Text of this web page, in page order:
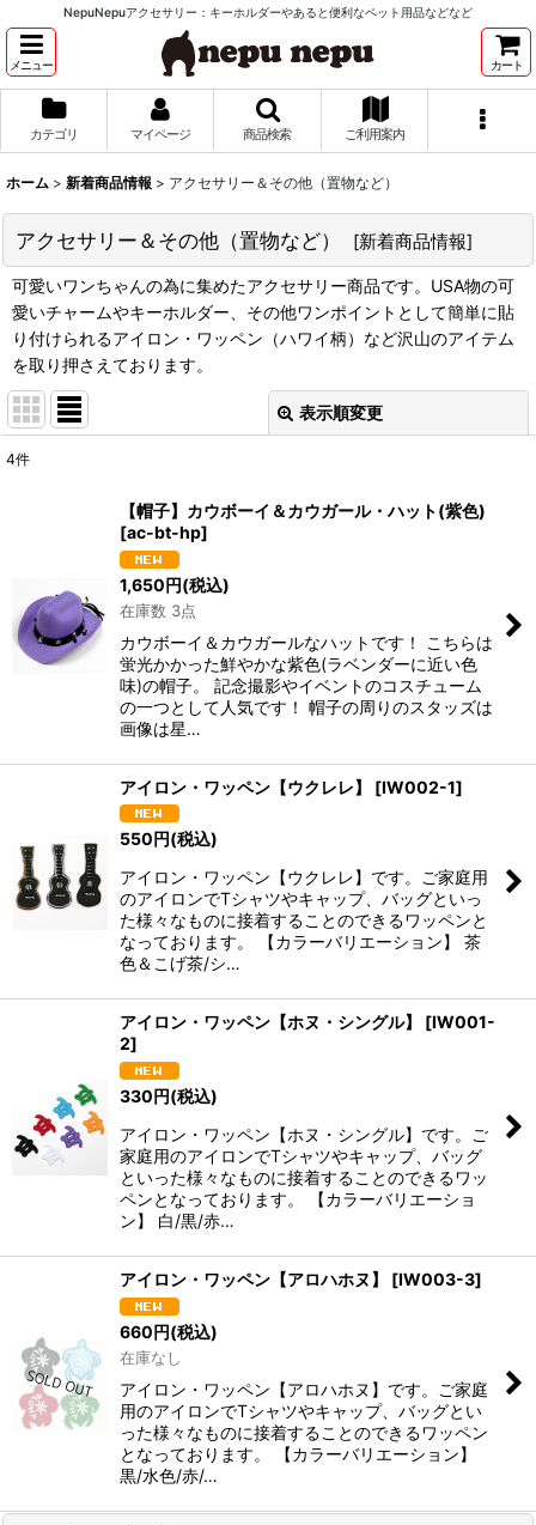
NepuNepuアクセサリー：キーホルダーやあると便利なペット用品などなど
メニュー カート
カテゴリ マイページ 商品検索 ご利用案内
ホーム > 新着商品情報 > アクセサリー＆その他（置物など）
アクセサリー＆その他（置物など） [新着商品情報]
可愛いワンちゃんの為に集めたアクセサリー商品です。USA物の可
愛いチャームやキーホルダー、その他ワンポイントとして簡単に貼
り付けられるアイロン・ワッペン（ハワイ柄）など沢山のアイテム
を取り押さえております。
表示順変更
並び順:
絞り込む
4件
【帽子】カウボーイ＆カウガール・ハット(紫色)
[ac-bt-hp]
1,650円(税込)
在庫数 3点
カウボーイ＆カウガールなハットです！ こちらは
蛍光かかった鮮やかな紫色(ラベンダーに近い色
味)の帽子。 記念撮影やイベントのコスチューム
の一つとして人気です！ 帽子の周りのスタッズは
画像は星…
アイロン・ワッペン【ウクレレ】 [IW002-1]
550円(税込)
アイロン・ワッペン【ウクレレ】です。ご家庭用
のアイロンでTシャツやキャップ、バッグといっ
た様々なものに接着することのできるワッペンと
なっております。 【カラーバリエーション】 茶
色＆こげ茶/シ…
アイロン・ワッペン【ホヌ・シングル】 [IW001-
2]
330円(税込)
アイロン・ワッペン【ホヌ・シングル】です。ご
家庭用のアイロンでTシャツやキャップ、バッグ
といった様々なものに接着することのできるワッ
ペンとなっております。 【カラーバリエーショ
ン】 白/黒/赤…
アイロン・ワッペン【アロハホヌ】 [IW003-3]
660円(税込)
在庫なし
アイロン・ワッペン【アロハホヌ】です。ご家庭
用のアイロンでTシャツやキャップ、バッグとい
った様々なものに接着することのできるワッペン
となっております。 【カラーバリエーション】
黒/水色/赤/…